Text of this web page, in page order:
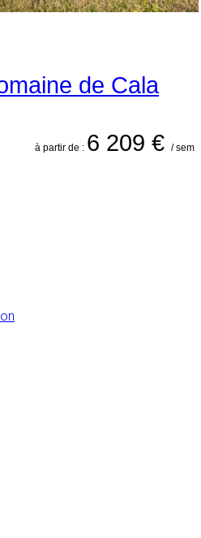
de Cala
à partir de : 6 209 € / sem